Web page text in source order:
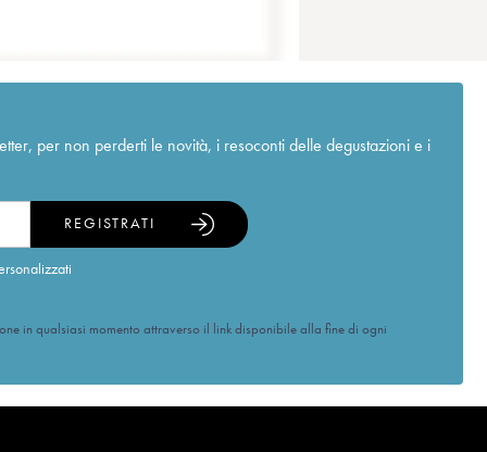
per non perderti le novità, i resoconti delle degustazioni e i
REGISTRATI
in qualsiasi momento attraverso il link disponibile alla fine di ogni